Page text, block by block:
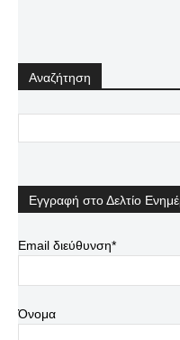
Αναζήτηση
Εγγραφή στο Δελτίο
Email διεύθυνση*
Όνομα